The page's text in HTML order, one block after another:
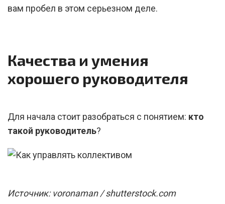
вам пробел в этом серьезном деле.
Качества и умения
хорошего руководителя
Для начала стоит разобраться с понятием: кто
такой руководитель?
Источник: voronaman / shutterstock.com